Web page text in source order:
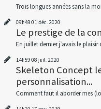
Trois longues années sans la
09h48 01 déc. 2020
Le prestige de la
En juillet dernier j'avais le plaisir
14h59 08 juil. 2020
Skeleton Concept
personnalisation...
Comment faut il aborder mes